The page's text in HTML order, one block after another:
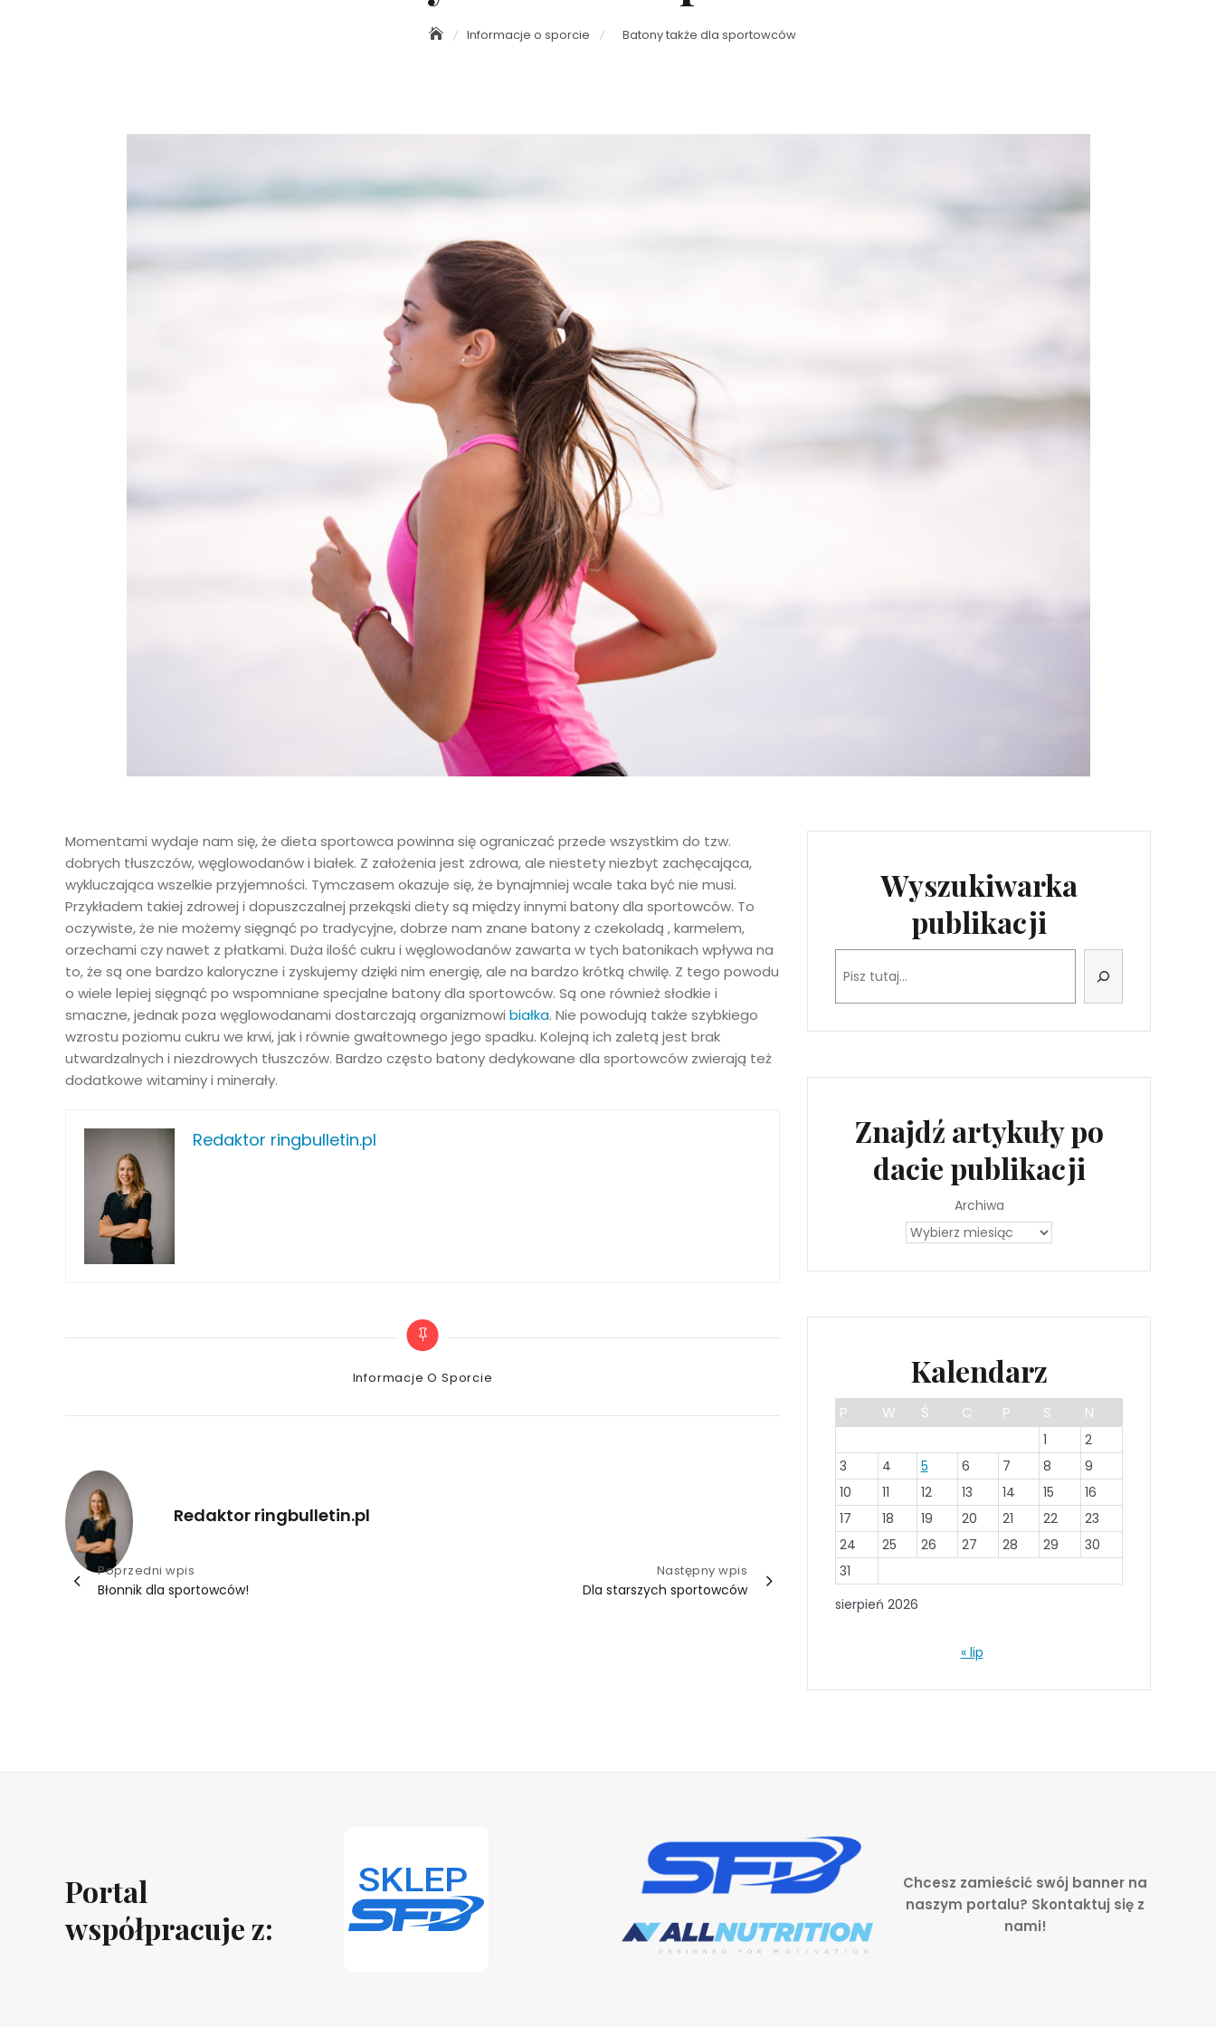
Informacje o sporcie Batony także dla sportowców
Momentami wydaje nam się, że dieta sportowca powinna się ograniczać przede wszystkim do tzw.
dobrych tłuszczów, węglowodanów i białek. Z założenia jest zdrowa, ale niestety niezbyt zachęcająca,
wykluczająca wszelkie przyjemności. Tymczasem okazuje się, że bynajmniej wcale taka być nie musi.
Przykładem takiej zdrowej i dopuszczalnej przekąski diety są między innymi batony dla sportowców. To
oczywiste, że nie możemy sięgnąć po tradycyjne, dobrze nam znane batony z czekoladą , karmelem,
orzechami czy nawet z płatkami. Duża ilość cukru i węglowodanów zawarta w tych batonikach wpływa na
to, że są one bardzo kaloryczne i zyskujemy dzięki nim energię, ale na bardzo krótką chwilę. Z tego powodu
o wiele lepiej sięgnąć po wspomniane specjalne batony dla sportowców. Są one również słodkie i
smaczne, jednak poza węglowodanami dostarczają organizmowi białka. Nie powodują także szybkiego
wzrostu poziomu cukru we krwi, jak i równie gwałtownego jego spadku. Kolejną ich zaletą jest brak
utwardzalnych i niezdrowych tłuszczów. Bardzo często batony dedykowane dla sportowców zwierają też
dodatkowe witaminy i minerały.
Redaktor ringbulletin.pl
Categories
Informacje O Sporcie
Redaktor ringbulletin.pl
Nawigacja
Poprzedni wpis
Błonnik dla sportowców!
Następny wpis
Dla starszych sportowców
Wyszukiwarka
publikacji
Szukaj
Znajdź artykuły po
dacie publikacji
Archiwa
Kalendarz
sierpień 2026
P W Ś C P S N
1
2
3
4 5 6 7 8
9
10
11 12 13 14 15
16
17
18 19 20 21 22
23
24
25 26 27 28 29
30
31
« lip
Portal
współpracuje z:
Chcesz zamieścić swój banner na
naszym portalu? Skontaktuj się z
nami!